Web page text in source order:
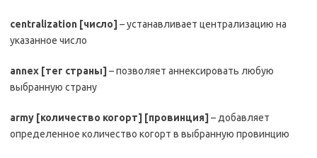
centralization [число] – устанавливает централизацию на
указанное число
annex [тег страны] – позволяет аннексировать любую
выбранную страну
army [количество когорт] [провинция] – добавляет
определенное количество когорт в выбранную провинцию